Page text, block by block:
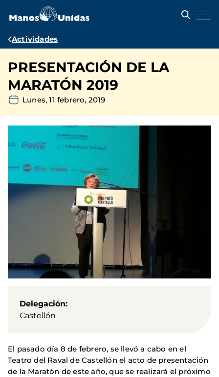
contenido
Ruta
navegación
Actividades
PRESENTACIÓN DE LA
MARATÓN 2019
Lunes, 11 febrero, 2019
Delegación
Castellón
El pasado día 8 de febrero, se llevó a cabo en el
Teatro del Raval de Castellón el acto de presentación
de la Maratón de este año, que se realizará el próximo